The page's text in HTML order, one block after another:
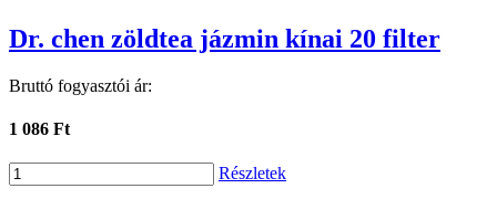
Dr. chen zöldtea jázmin kínai 20 filter
Bruttó fogyasztói ár:
1 086 Ft
Részletek